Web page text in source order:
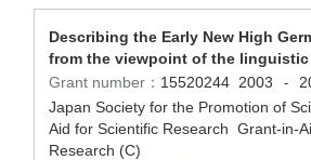
Describing the Early New High
from the viewpoint of the
Grant number： 15520244 2003 -
Japan Society for the Promotion of
Aid for Scientific Research Grant-in-
Research (C)